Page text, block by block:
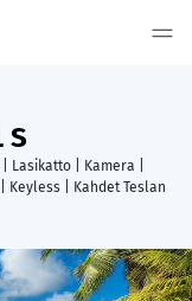
S
| Lasikatto | Kamera |
Keyless | Kahdet Teslan